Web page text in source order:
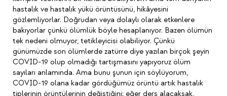
hastalık ve hastalık yükü örüntüsünü, hikâyesini
gözlemliyorlar. Doğrudan veya dolaylı olarak etkenlere
bakıyorlar çünkü ölümlük böyle hesaplanıyor. Bazen ölümün
tek nedeni olmuyor, tetikleyicisi olabiliyor. Çünkü
günümüzde son ölümlerde zatürre diye yazılan birçok şeyin
COVID-19 olup olmadığı tartışmasını yapıyoruz ölüm
sayıları anlamında. Ama bunu şunun için söylüyorum,
COVID-19 olana kadar gördüğümüz örüntü artık hastalık
tiplerinin örüntülerinin değiştiğini; eğer ders alacaksak,